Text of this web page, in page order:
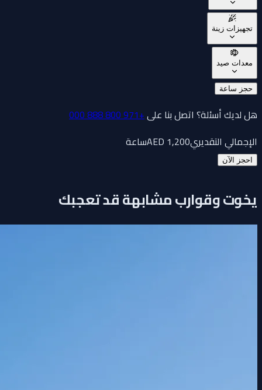
تجهيزات زينة
معدات صيد
حجز ساعة
هل لديك أسئلة؟ اتصل بنا على +971 800 888 000
الإجمالي التقديري
AED1,200 ساعة
احجز الآن
يخوت وقوارب مشابهة قد تعجبك